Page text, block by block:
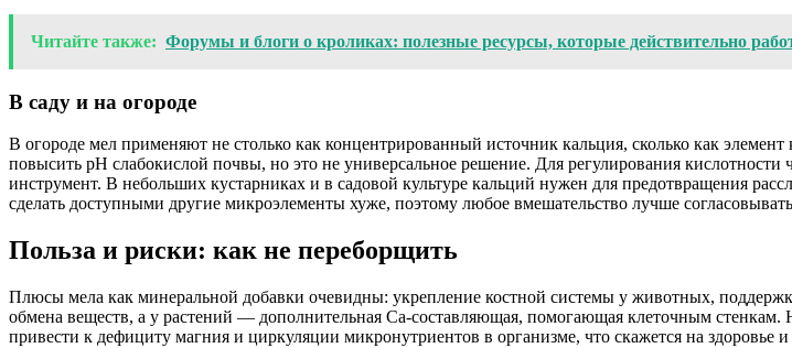
Читайте также: Форумы и блоги о кроликах: полезные ресурсы, которые действительно
В саду и на огороде
В огороде мел применяют не столько как концентрированный источник кальция, сколько как
повысить pH слабокислой почвы, но это не универсальное решение. Для регулирования
инструмент. В небольших кустарниках и в садовой культуре кальций нужен для предотвращения
сделать доступными другие микроэлементы хуже, поэтому любое вмешательство лучше
Польза и риски: как не переборщить
Плюсы мела как минеральной добавки очевидны: укрепление костной системы у животных,
обмена веществ, а у растений — дополнительная Ca-составляющая, помогающая клеточным стенкам.
привести к дефициту магния и циркуляции микронутриентов в организме, что скажется на здоровье